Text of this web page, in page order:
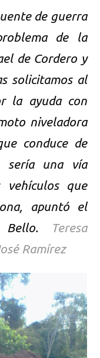
de guerra
de la
de Cordero y
solicitamos al
la ayuda con
niveladora
conduce de
sería una vía
vehículos que
apuntó el
Bello.
Teresa
Ramírez